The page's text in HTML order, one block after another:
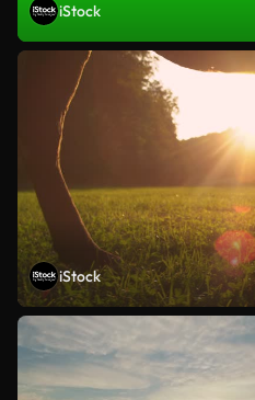
iStock
iStock